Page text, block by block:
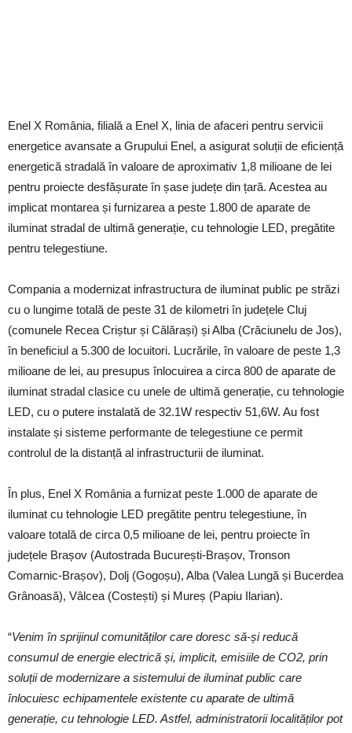
Enel X România, filială a Enel X, linia de afaceri pentru servicii
energetice avansate a Grupului Enel, a asigurat soluții de eficiență
energetică stradală în valoare de aproximativ 1,8 milioane de lei
pentru proiecte desfășurate în șase județe din țară. Acestea au
implicat montarea și furnizarea a peste 1.800 de aparate de
iluminat stradal de ultimă generație, cu tehnologie LED, pregătite
pentru telegestiune.
Compania a modernizat infrastructura de iluminat public pe străzi
cu o lungime totală de peste 31 de kilometri în județele Cluj
(comunele Recea Criștur și Călărași) și Alba (Crăciunelu de Jos),
în beneficiul a 5.300 de locuitori. Lucrările, în valoare de peste 1,3
milioane de lei, au presupus înlocuirea a circa 800 de aparate de
iluminat stradal clasice cu unele de ultimă generație, cu tehnologie
LED, cu o putere instalată de 32.1W respectiv 51,6W. Au fost
instalate și sisteme performante de telegestiune ce permit
controlul de la distanță al infrastructurii de iluminat.
În plus, Enel X România a furnizat peste 1.000 de aparate de
iluminat cu tehnologie LED pregătite pentru telegestiune, în
valoare totală de circa 0,5 milioane de lei, pentru proiecte în
județele Brașov (Autostrada București-Brașov, Tronson
Comarnic-Brașov), Dolj (Gogoșu), Alba (Valea Lungă și Bucerdea
Grânoasă), Vâlcea (Costești) și Mureș (Papiu Ilarian).
“Venim în sprijinul comunităților care doresc să-și reducă
consumul de energie electrică și, implicit, emisiile de CO2, prin
soluții de modernizare a sistemului de iluminat public care
înlocuiesc echipamentele existente cu aparate de ultimă
generație, cu tehnologie LED. Astfel, administratorii localităților pot